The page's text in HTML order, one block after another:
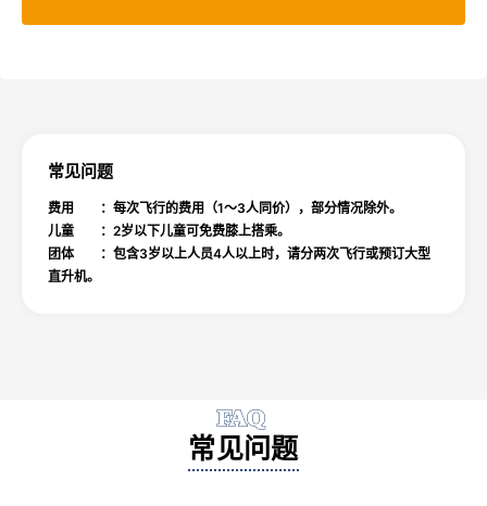
常见问题
费用 ：每次飞行的费用（1～3人同价），部分情况除外。
儿童 ：2岁以下儿童可免费膝上搭乘。
团体 ：包含3岁以上人员4人以上时，请分两次飞行或预订大型
直升机。
FAQ
常见问题